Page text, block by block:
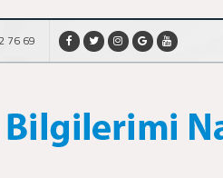
76 69